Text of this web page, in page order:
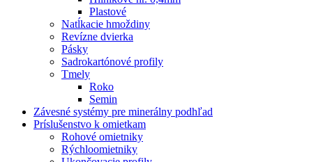
Plastové
Natĺkacie hmoždiny
Revízne dvierka
Pásky
Sadrokartónové profily
Tmely
Roko
Semin
Závesné systémy pre minerálny podhľad
Príslušenstvo k omietkam
Rohové omietniky
Rýchloomietniky